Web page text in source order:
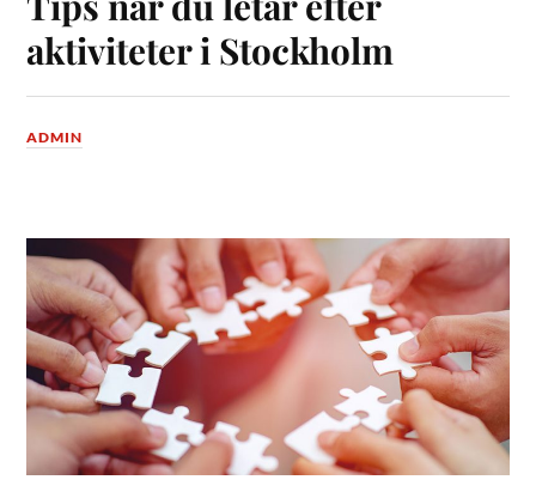
aktiviteter i Stockholm
ADMIN